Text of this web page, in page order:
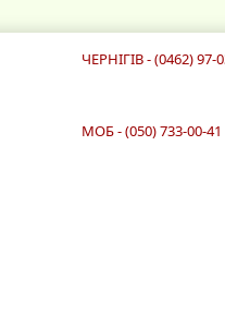
ЧЕРНІГІВ - (0462)
МОБ - (050) 733-00-